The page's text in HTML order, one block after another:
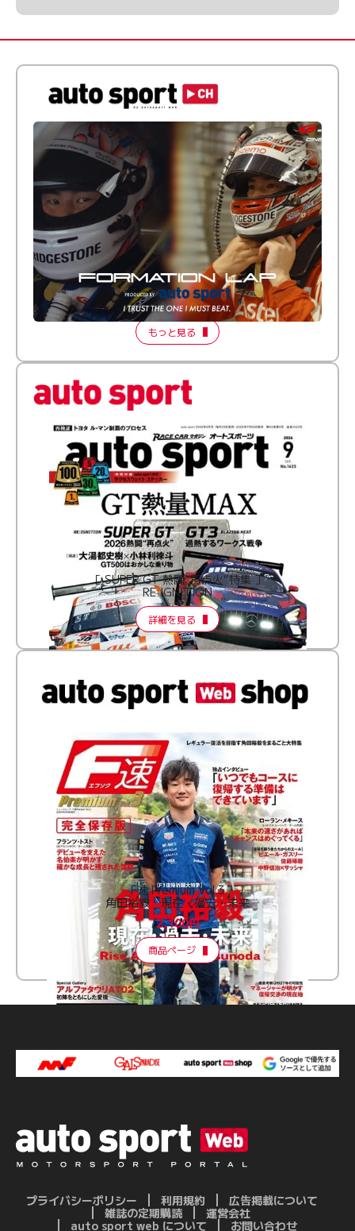
倒す相手を、信じてる。小林利徠斗 × 野村勇斗
【FORMATION LAP Produced by auto sport】
2026 Episode 2
もっと見る
［ SUPER GT 熱闘“再点火”特集 ］
RE:IGNITION
詳細を見る
F速 Premium Vol.3
角田裕毅 現在・過去・未来
2,100円
商品ページ
プライバシーポリシー 利用規約
広告掲載について
雑誌の定期購読
運営会社
auto sport web について
お問い合わせ